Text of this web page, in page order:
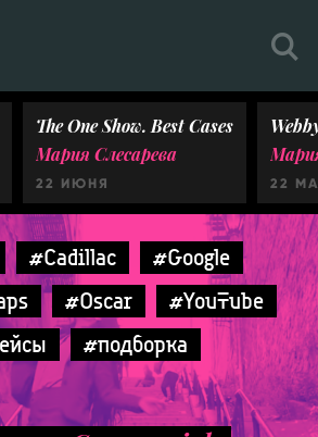
The One Show. Best Cases
Мария Слесарева
22 ИЮНЯ 22
#Cadillac
#Google
#Oscar
#YouTube
#подборка